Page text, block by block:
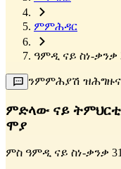
ምምሕዳር
ዓምዲ ናይ ስነ-ቃንቃ
ንምምሕያሽ ዝሕግዙና
ምድላው ናይ
ሞያ
ምስ ዓምዲ ናይ ስነ-ቃንቃ